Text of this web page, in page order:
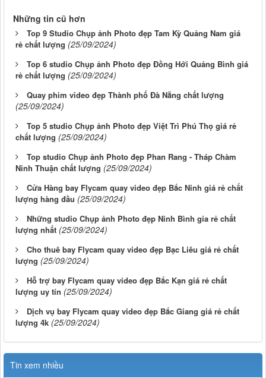
Những tin cũ hơn
Top 9 Studio Chụp ảnh Photo đẹp Tam Kỳ Quảng Nam giá
rẻ chất lượng (25/09/2024)
Top 6 studio Chụp ảnh Photo đẹp Đồng Hới Quảng Bình giá
rẻ chất lượng (25/09/2024)
Quay phim video đẹp Thành phố Đà Nẵng chất lượng
(25/09/2024)
Top 5 studio Chụp ảnh Photo đẹp Việt Trì Phú Thọ giá rẻ
chất lượng (25/09/2024)
Top studio Chụp ảnh Photo đẹp Phan Rang - Tháp Chàm
Ninh Thuận chất lượng (25/09/2024)
Cửa Hàng bay Flycam quay video đẹp Bắc Ninh giá rẻ chất
lượng hàng đầu (25/09/2024)
Những studio Chụp ảnh Photo đẹp Ninh Bình gía rẻ chất
lượng nhất (25/09/2024)
Cho thuê bay Flycam quay video đẹp Bạc Liêu giá rẻ chất
lượng (25/09/2024)
Hỗ trợ bay Flycam quay video đẹp Bắc Kạn giá rẻ chất
lượng uy tín (25/09/2024)
Dịch vụ bay Flycam quay video đẹp Bắc Giang giá rẻ chất
lượng 4k (25/09/2024)
Tin xem nhiều